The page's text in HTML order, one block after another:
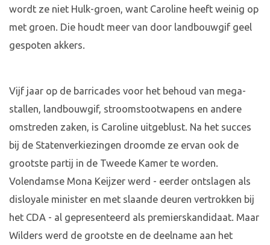
wordt ze niet Hulk-groen, want Caroline heeft weinig op
met groen. Die houdt meer van door landbouwgif geel
gespoten akkers.
Vijf jaar op de barricades voor het behoud van mega-
stallen, landbouwgif, stroomstootwapens en andere
omstreden zaken, is Caroline uitgeblust. Na het succes
bij de Statenverkiezingen droomde ze ervan ook de
grootste partij in de Tweede Kamer te worden.
Volendamse Mona Keijzer werd - eerder ontslagen als
disloyale minister en met slaande deuren vertrokken bij
het CDA - al gepresenteerd als premierskandidaat. Maar
Wilders werd de grootste en de deelname aan het